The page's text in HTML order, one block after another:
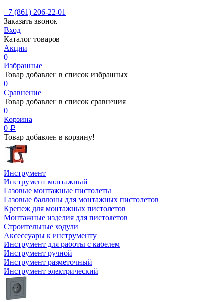
+7 (861) 206-22-01
Заказать звонок
Вход
Каталог товаров
Акции
0
Избранные
Товар добавлен в список избранных
0
Сравнение
Товар добавлен в список сравнения
0
Корзина
0 Р
Товар добавлен в корзину!
Инструмент
Инструмент монтажный
Газовые монтажные пистолеты
Газовые баллоны для монтажных пистолетов
Крепеж для монтажных пистолетов
Монтажные изделия для пистолетов
Строительные ходули
Аксессуары к инструменту
Инструмент для работы с кабелем
Инструмент ручной
Инструмент разметочный
Инструмент электрический